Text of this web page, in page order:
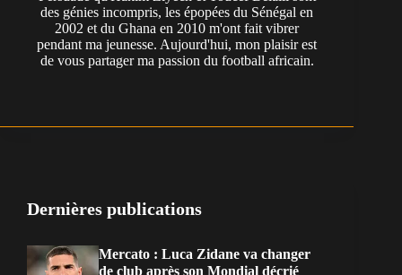
des génies incompris, les épopées du Sénégal en
2002 et du Ghana en 2010 m'ont fait vibrer
pendant ma jeunesse. Aujourd'hui, mon plaisir est
de vous partager ma passion du football africain.
Dernières publications
Mercato : Luca Zidane va changer
de club après son Mondial décrié